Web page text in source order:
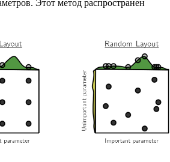
Этот метод распространен